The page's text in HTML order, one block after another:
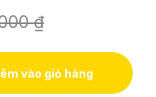
₫
họa tiết hoa hiệu I.N.C
vào giỏ hàng